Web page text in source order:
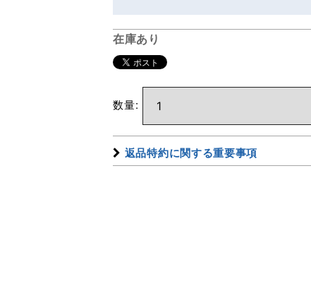
在庫あり
数量:
返品特約に関する重要事項